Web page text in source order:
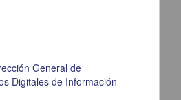
General de
Digitales de Información